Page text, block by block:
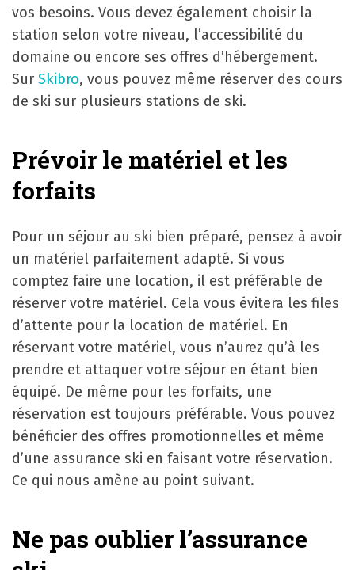
vos besoins. Vous devez également choisir la
station selon votre niveau, l’accessibilité du
domaine ou encore ses offres d’hébergement.
Sur Skibro, vous pouvez même réserver des cours
de ski sur plusieurs stations de ski.
Prévoir le matériel et les
forfaits
Pour un séjour au ski bien préparé, pensez à avoir
un matériel parfaitement adapté. Si vous
comptez faire une location, il est préférable de
réserver votre matériel. Cela vous évitera les files
d’attente pour la location de matériel. En
réservant votre matériel, vous n’aurez qu’à les
prendre et attaquer votre séjour en étant bien
équipé. De même pour les forfaits, une
réservation est toujours préférable. Vous pouvez
bénéficier des offres promotionnelles et même
d’une assurance ski en faisant votre réservation.
Ce qui nous amène au point suivant.
Ne pas oublier l’assurance